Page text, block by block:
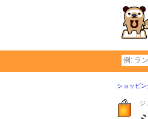
ショッピン
ジ